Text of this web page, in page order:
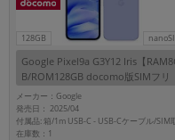
128GB
Google Pixel9a G3Y12 Iris【
B/ROM128GB docomo版SIMフリ
ー】
メーカー：Google
発売日： 2025/04
在庫数：1